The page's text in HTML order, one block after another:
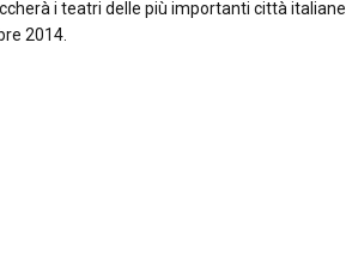
i teatri delle più importanti città italiane.
2014.